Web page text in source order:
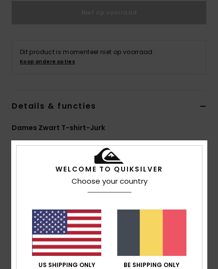
Dit product is momenteel niet op voorraad.
Koop andere opties
Details & functies
Dames Zwart T-shirt-Jurk
StijlEQWKD03035 Kleurcodekrp0
Global Heat-collectie
Wasbehandeling:Heavy stone wash voor een
vintage look
pasvorm:oversized model
Halslijn:Ronde hals met ribgebreide jacquardstof
Mouwen:korte mouwen
WELCOME TO QUIKSILVER
Choose your country
US SHIPPING ONLY BE SHIPPING ONLY